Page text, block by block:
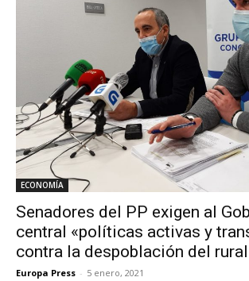
ECONOMÍA
Senadores del PP exigen al
central «políticas activas y
contra la despoblación del
Europa Press - 5 enero, 2021